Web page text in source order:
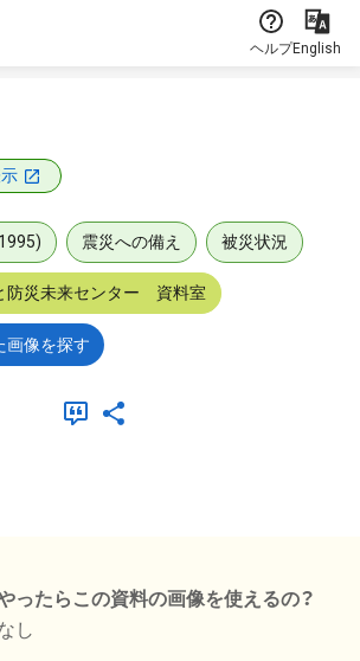
ヘルプEnglish
震災への備え 被災状況
防災未来センター 資料室
画像を探す
ったらこの資料の画像を使えるの？
し